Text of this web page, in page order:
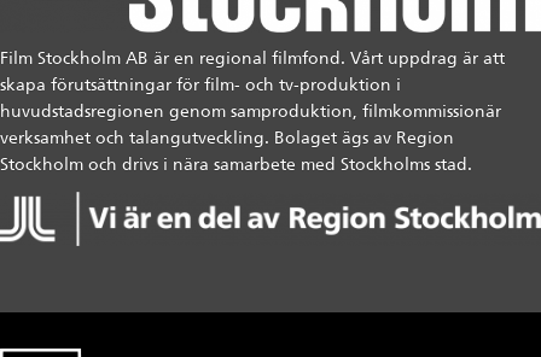
Film Stockholm AB är en regional filmfond. Vårt uppdrag är att
skapa förutsättningar för film- och tv-produktion i
huvudstadsregionen genom samproduktion, filmkommissionär
verksamhet och talangutveckling. Bolaget ägs av Region
Stockholm och drivs i nära samarbete med Stockholms stad.